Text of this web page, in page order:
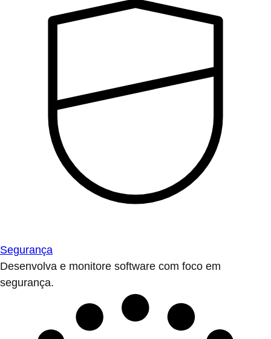
Segurança
Desenvolva e monitore software com foco em
segurança.